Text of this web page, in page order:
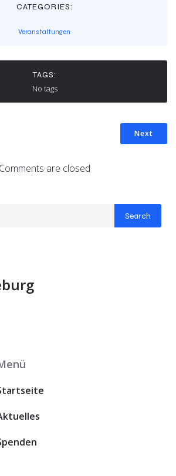
CATEGORIES:
Veranstaltungen
TAGS:
No tags
Next
Comments are closed
Search